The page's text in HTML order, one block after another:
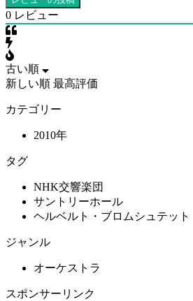
0 レビュー
古い順
新しい順 最高評価
カテゴリー
2010年
タグ
NHK交響楽団
サントリーホール
ヘルベルト・ブロムシュテット
ジャンル
オーケストラ
スポンサーリンク